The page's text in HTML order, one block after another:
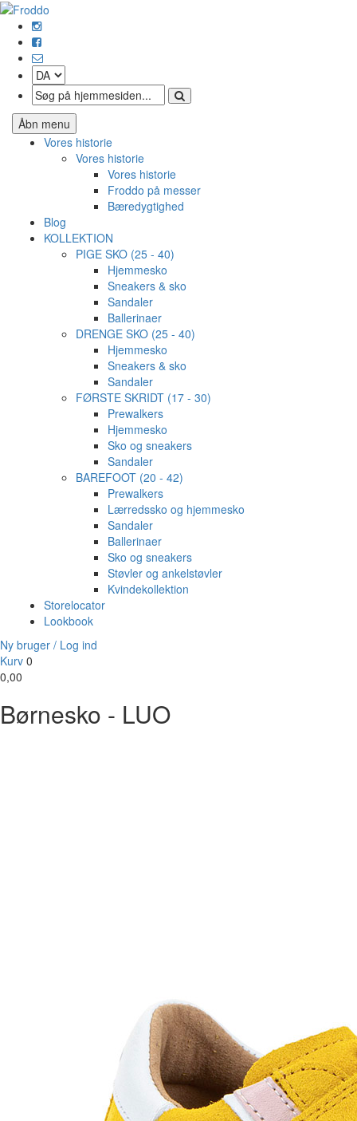
Åbn menu
Vores historie
Vores historie
Vores historie
Froddo på messer
Bæredygtighed
Blog
KOLLEKTION
PIGE SKO (25 - 40)
Hjemmesko
Sneakers & sko
Sandaler
Ballerinaer
DRENGE SKO (25 - 40)
Hjemmesko
Sneakers & sko
Sandaler
FØRSTE SKRIDT (17 - 30)
Prewalkers
Hjemmesko
Sko og sneakers
Sandaler
BAREFOOT (20 - 42)
Prewalkers
Lærredssko og hjemmesko
Sandaler
Ballerinaer
Sko og sneakers
Støvler og ankelstøvler
Kvindekollektion
Storelocator
Lookbook
Ny bruger / Log ind
Kurv 0
0,00
Børnesko - LUO